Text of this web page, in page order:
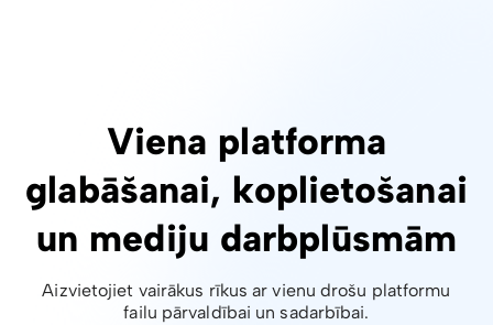
Viena platforma
glabāšanai, koplietošanai
un mediju darbplūsmām
Aizvietojiet vairākus rīkus ar vienu drošu platformu
failu pārvaldībai un sadarbībai.